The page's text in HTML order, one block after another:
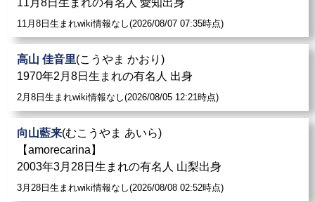
11月8日生まれの有名人 愛知出身
11月8日生まれwiki情報なし(2026/08/07 07:35時点)
高山 佳音里(こうやま かおり)
1970年2月8日生まれの有名人 出身
2月8日生まれwiki情報なし(2026/08/05 12:21時点)
向山藍来(むこうやま あいら)
【amorecarina】
2003年3月28日生まれの有名人 山梨出身
3月28日生まれwiki情報なし(2026/08/08 02:52時点)